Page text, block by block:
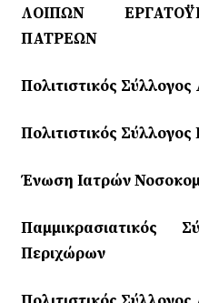
ΛΟΙΠΩΝ
ΠΑΤΡΕΩΝ
Πολιτιστικός
Πολιτιστικός
Ένωση Ιατρών
Παμμικρασιατικός
Περιχώρων